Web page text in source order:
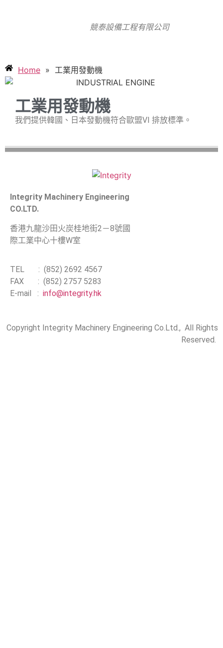
競泰設備工程有限公司
Home » 工業用發動機
工業用發動機
我們提供韓國、日本發動機符合歐盟VI 排放標準。
Integrity Machinery Engineering
CO.LTD.
香港九龍沙田火炭桂地街2－8號國
際工業中心十樓W室
TEL : (852) 2692 4567
FAX : (852) 2757 5283
E-mail : info@integrity.hk
Copyright Integrity Machinery Engineering Co.Ltd., All Rights
Reserved.